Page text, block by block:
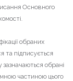
Основного
обраних
та підписується
обрані
частиною цього